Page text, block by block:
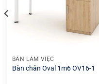
BÀN LÀM VIỆC
Bàn chân Oval 1m6 OV16-1